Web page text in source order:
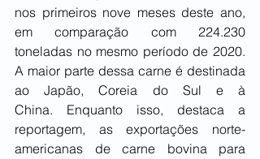
nos primeiros nove meses deste ano,
em comparação com 224.230
toneladas no mesmo período de 2020.
A maior parte dessa carne é destinada
ao Japão, Coreia do Sul e à
China. Enquanto isso, destaca a
reportagem, as exportações norte-
americanas de carne bovina para